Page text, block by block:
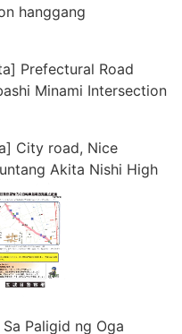
hanggang
Prefectural Road
Minami Intersection
City road, Nice
Akita Nishi High
Paligid ng Oga